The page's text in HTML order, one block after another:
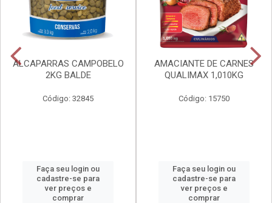
ALCAPARRAS CAMPOBELO
2KG BALDE
Código: 32845
Faça seu login ou
cadastre-se para
ver preços e
comprar
AMACIANTE DE CARNES
QUALIMAX 1,010KG
Código: 15750
Faça seu login ou
cadastre-se para
ver preços e
comprar